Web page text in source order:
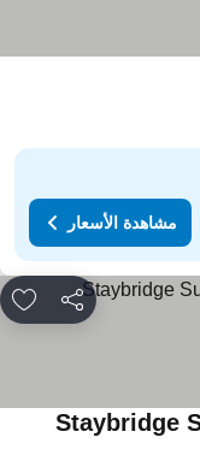
مشاهدة الأسعار
مشاركة
Staybridge